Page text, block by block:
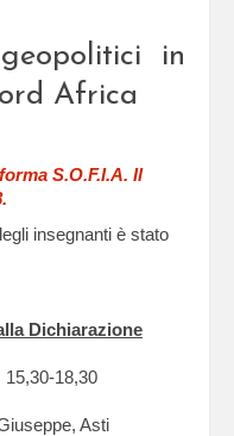
in
Africa
S.O.F.I.A. Il
insegnanti è stato
Dichiarazione
15,30-18,30
Asti